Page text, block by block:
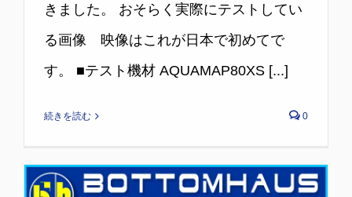
きました。 おそらく実際にテストしてい
る画像 映像はこれが日本で初めてで
す。 ■テスト機材 AQUAMAP80XS [...]
続きを読む 0